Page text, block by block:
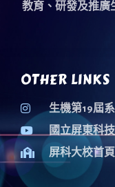
OTHER LINKS
生機第19屆
國立屏東科
屏科大校首頁
教育、研發及推廣